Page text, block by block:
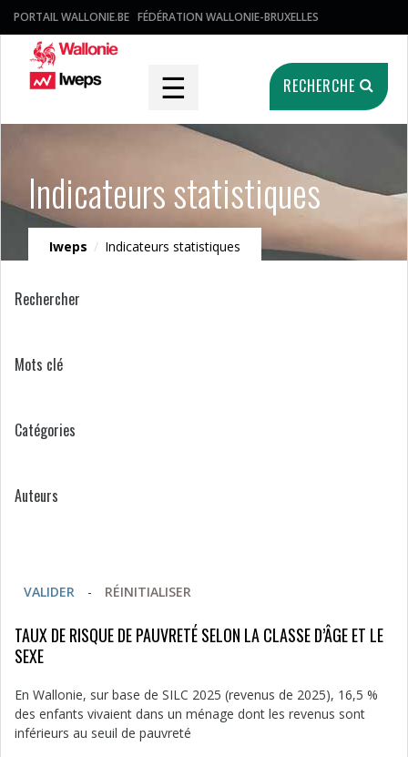
PORTAIL WALLONIE.BE FÉDÉRATION WALLONIE-BRUXELLES
☰ RECHERCHE
Indicateurs statistiques
Iweps / Indicateurs statistiques
Rechercher
Mots clé
Catégories
Auteurs
VALIDER - RÉINITIALISER
TAUX DE RISQUE DE PAUVRETÉ SELON LA CLASSE D’ÂGE ET LE
SEXE
En Wallonie, sur base de SILC 2025 (revenus de 2025), 16,5 %
des enfants vivaient dans un ménage dont les revenus sont
inférieurs au seuil de pauvreté